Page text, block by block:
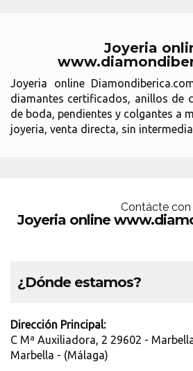
Joyeria
Joyeria online
diamantes certificados, anillos de
de boda, pendientes y colgantes a
joyeria, venta directa, sin
Contácte con
Joyeria online
¿Dónde estamos?
Dirección Principal:
C Mª Auxiliadora, 2 29602 -
Marbella - (Málaga)